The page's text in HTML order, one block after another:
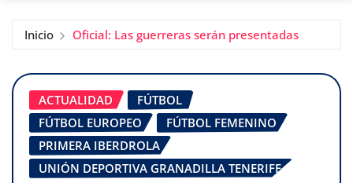
Inicio Oficial: Las guerreras serán presentadas
ACTUALIDAD
FÚTBOL
FÚTBOL EUROPEO
FÚTBOL FEMENINO
PRIMERA IBERDROLA
UNIÓN DEPORTIVA GRANADILLA TENERIFE